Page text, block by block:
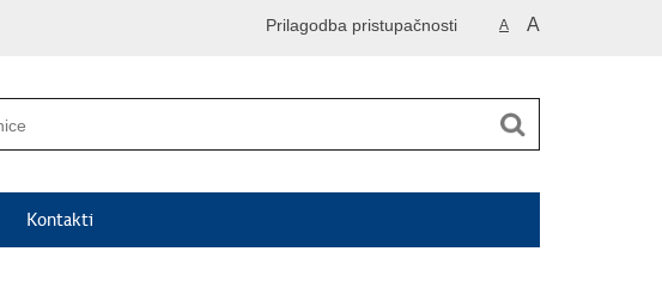
A A
Prilagodba pristupačnosti
Kontakti